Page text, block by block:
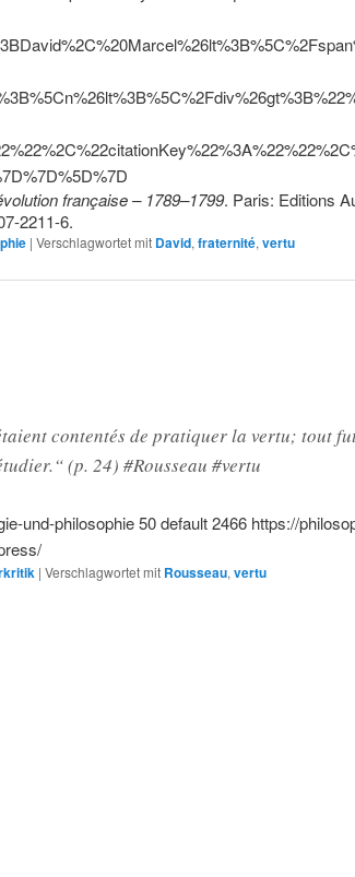
française – 1789–1799. Paris: Editions
2211-6.
| Verschlagwortet mit David, fraternité, vertu
contentés de pratiquer la vertu; tout
(p. 24) #Rousseau #vertu
und-philosophie50default2466 https://
| Verschlagwortet mit Rousseau, vertu